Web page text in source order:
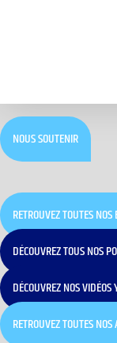
NOUS SOUTENIR
RETROUVEZ TOUTES
DÉCOUVREZ TOUS NOS
DÉCOUVREZ NOS
RETROUVEZ TOUTES